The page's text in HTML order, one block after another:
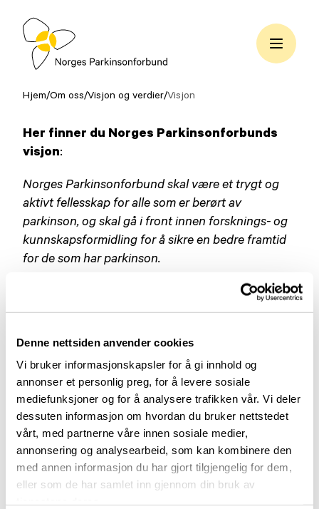
Denne nettsiden anvender cookies
Vi bruker informasjonskapsler for å gi innhold og
annonser et personlig preg, for å levere sosiale
mediefunksjoner og for å analysere trafikken vår. Vi deler
dessuten informasjon om hvordan du bruker nettstedet
vårt, med partnerne våre innen sosiale medier,
annonsering og analysearbeid, som kan kombinere den
med annen informasjon du har gjort tilgjengelig for dem,
eller som de har samlet inn gjennom din bruk av
Hopp
innholdNorges
Hjem/Om oss/Visjon og verdier/Visjon
Her finner du Norges Parkinsonforbunds
visjon:
Norges Parkinsonforbund skal være et trygt og
aktivt fellesskap for alle som er berørt av
parkinson, og skal gå i front innen forsknings- og
kunnskapsformidling for å sikre en bedre framtid
for de som har parkinson.
Vi skal være imøtekommende og engasjerte.
Vi skal arbeide for å skape en inkluderende og
åpen holdning om parkinson.
Vi bryr oss.
Verdigrunnlag
Norges Parkinsonforbunds verdigrunnlag: